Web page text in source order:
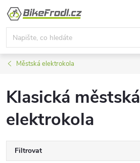
Přejít
obsah
Městská elektrokola
Klasická městská
elektrokola
Filtrovat